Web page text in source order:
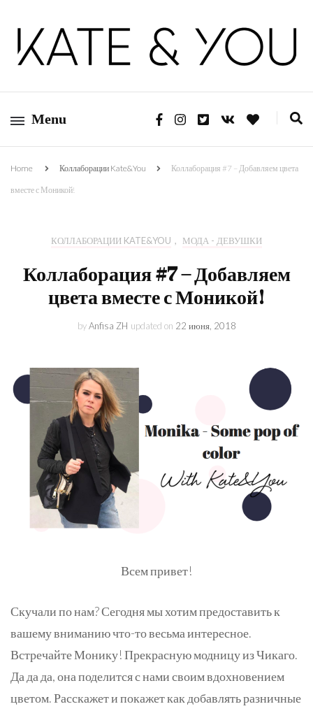
Kate&You
Menu
Home Коллаборации Kate&You Коллаборация #7 – Добавляем цвета
вместе с Моникой!
КОЛЛАБОРАЦИИ KATE&YOU , МОДА - ДЕВУШКИ
Коллаборация #7 – Добавляем
цвета вместе с Моникой!
byAnfisa ZH updated on 22 июня, 2018
Всем привет!
Скучали по нам? Сегодня мы хотим предоставить к
вашему вниманию что-то весьма интересное.
Встречайте Монику! Прекрасную модницу из Чикаго.
Да да да, она поделится с нами своим вдохновением
цветом. Расскажет и покажет как добавлять разничные